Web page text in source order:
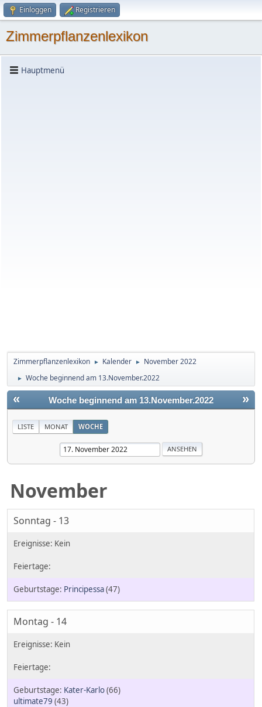
Einloggen Registrieren
Zimmerpflanzenlexikon
Hauptmenü
Zimmerpflanzenlexikon ► Kalender ► November 2022
► Woche beginnend am 13.November.2022
« »
Woche beginnend am 13.November.2022
LISTE MONAT WOCHE
November
Sonntag - 13
Principessa(47)
Montag - 14
Kater-Karlo(66)
ultimate79 (43)